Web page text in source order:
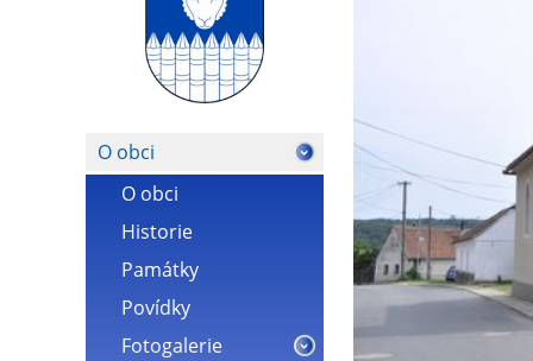
O obci
O obci
Historie
Památky
Povídky
Fotogalerie